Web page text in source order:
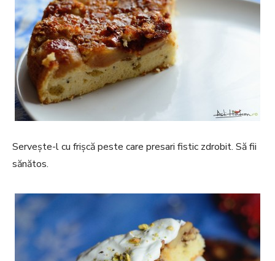
Servește-l cu frișcă peste care presari fistic zdrobit. Să fii
sănătos.